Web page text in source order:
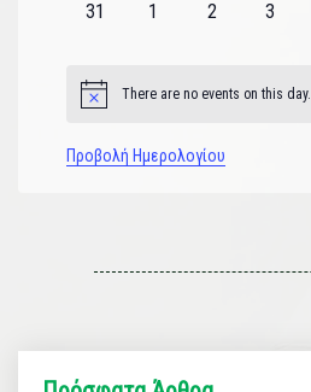
0
31
0
1
0
2
0
3
Notice There are no events on this day.
Προβολή Ημερολογίου